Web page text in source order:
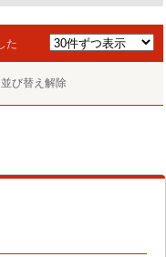
た
並び替え解除